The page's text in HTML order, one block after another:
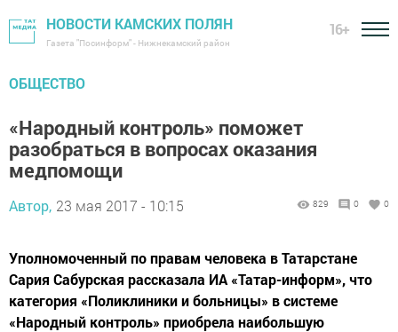
НОВОСТИ КАМСКИХ ПОЛЯН
Газета "Посинформ" - Нижнекамский район
16+
ОБЩЕСТВО
«Народный контроль» поможет
разобраться в вопросах оказания
медпомощи
Автор, 23 мая 2017 - 10:15 829 0 0
Уполномоченный по правам человека в Татарстане
Сария Сабурская рассказала ИА «Татар-информ», что
категория «Поликлиники и больницы» в системе
«Народный контроль» приобрела наибольшую